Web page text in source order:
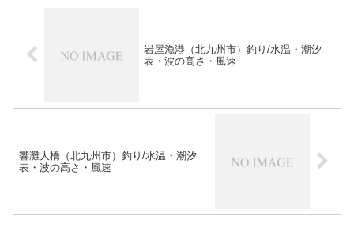
岩屋漁港（北九州市）釣り/水温・潮汐
表・波の高さ・風速
響灘大橋（北九州市）釣り/水温・潮汐
表・波の高さ・風速